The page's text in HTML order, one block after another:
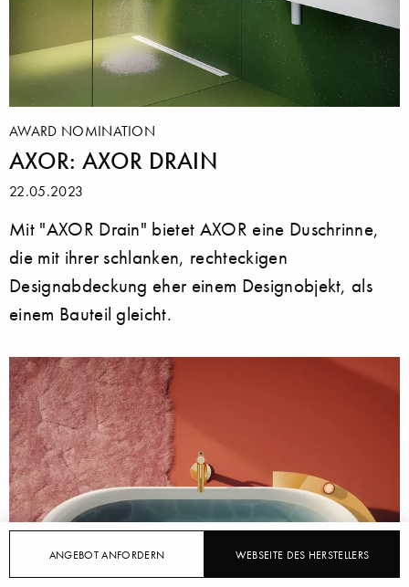
ANGEBOT ANFORDERN WEBSEITE DES HERSTELLERS
AWARD NOMINATION
AXOR: AXOR DRAIN
22.05.2023
Mit "AXOR Drain" bietet AXOR eine Duschrinne,
die mit ihrer schlanken, rechteckigen
Designabdeckung eher einem Designobjekt, als
einem Bauteil gleicht.